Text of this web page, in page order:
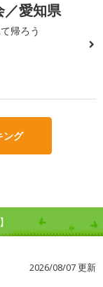
／愛知県
帰ろう
ング
2026/08/07 更新